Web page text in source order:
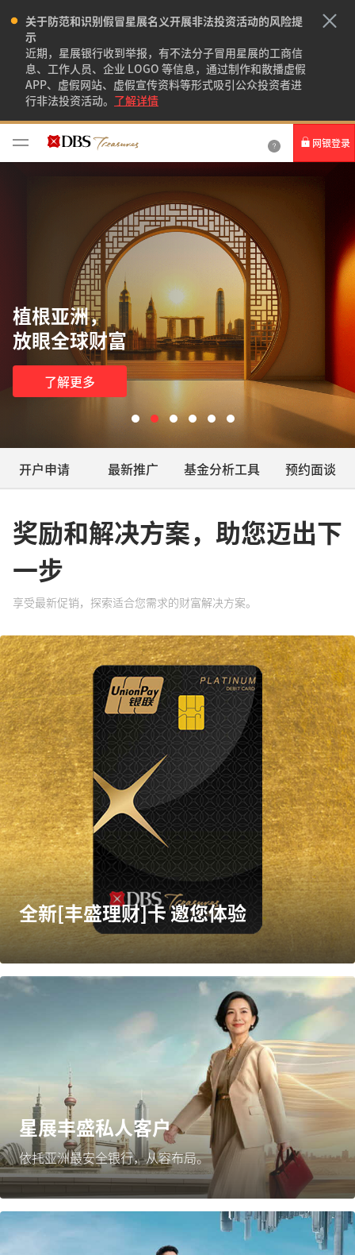
关于防范和识别假冒星展名义开展非法投资活动的风险提
示
近期，星展银行收到举报，有不法分子冒用星展的工商信
息、工作人员、企业 LOGO 等信息，通过制作和散播虚假
APP、虚假网站、虚假宣传资料等形式吸引公众投资者进
行非法投资活动。 了解详情
网银登录
个人网银
星展国际银行服务
了解更多
开户申请 最新推广 基金分析工具 预约面谈
奖励和解决方案，助您迈出下
一步
享受最新促销，探索适合您需求的财富解决方案。
全新[丰盛理财]卡 邀您体验
星展丰盛私人客户
依托亚洲最安全银行，从容布局。